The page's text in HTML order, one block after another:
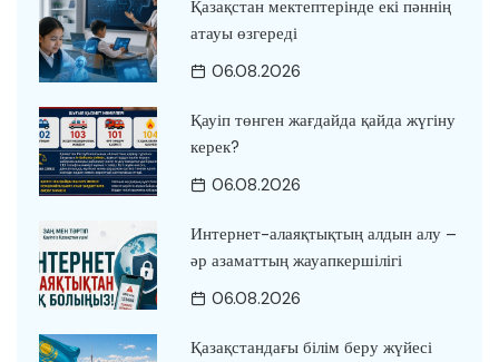
Қазақстан мектептерінде екі пәннің
атауы өзгереді
06.08.2026
Қауіп төнген жағдайда қайда жүгіну
керек?
06.08.2026
Интернет-алаяқтықтың алдын алу –
әр азаматтың жауапкершілігі
06.08.2026
Қазақстандағы білім беру жүйесі